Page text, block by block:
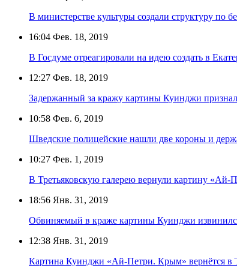
В министерстве культуры создали структуру по
16:04 Фев. 18, 2019
В Госдуме отреагировали на идею создать в
12:27 Фев. 18, 2019
Задержанный за кражу картины Куинджи
10:58 Фев. 6, 2019
Шведские полицейские нашли две короны и
10:27 Фев. 1, 2019
В Третьяковскую галерею вернули картину
18:56 Янв. 31, 2019
Обвиняемый в краже картины Куинджи
12:38 Янв. 31, 2019
Картина Куинджи «Ай-Петри. Крым» вернётся в